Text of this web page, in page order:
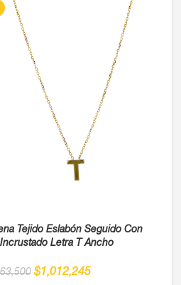
Tejido Eslabón Seguido Con
Letra T Ancho
$1,012,245